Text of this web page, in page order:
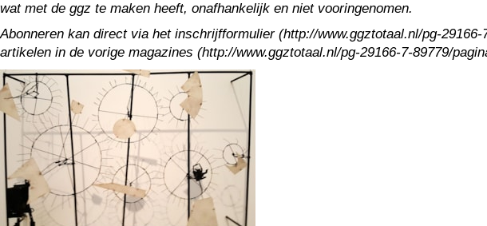
wat met de ggz te maken heeft, onafhankelijk en niet vooringenomen.
Abonneren kan direct via het inschrijfformulier (http://www.ggztotaal.nl/pg-
artikelen in de vorige magazines (http://www.ggztotaal.nl/pg-29166-7-89779/